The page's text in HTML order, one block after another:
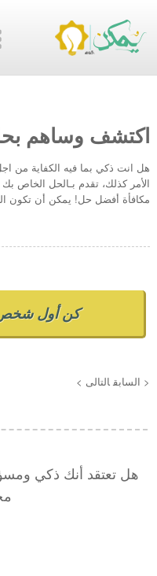
اكتشف وساهم
هل انت ذكي بما فيه الكفاية من
الأمر كذلك، تقدم بـالحل الخاص
مكافأة أفضل حل! يمكن أن تكون
كن أول شخص
< السابق التالى >
هل تعتقد أنك ذكي